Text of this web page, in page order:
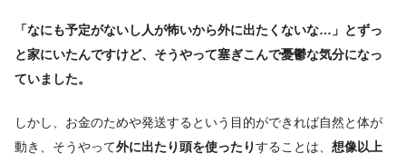
「なにも予定がないし人が怖いから外に出たくないな…」とずっ
と家にいたんですけど、そうやって塞ぎこんで憂鬱な気分になっ
ていました。
しかし、お金のためや発送するという目的ができれば自然と体が
動き、そうやって外に出たり頭を使ったりすることは、 想像以上